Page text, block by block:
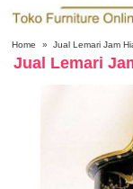
Home » Jual Lemari Jam
Jual Lemari